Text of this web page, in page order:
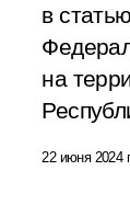
в
на
22 июня 2024